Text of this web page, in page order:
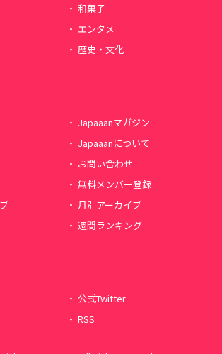
和菓子
エンタメ
歴史・文化
Japaaanマガジン
Japaaanについて
お問い合わせ
無料メンバー登録
月別アーカイブ
週間ランキング
公式Twitter
RSS